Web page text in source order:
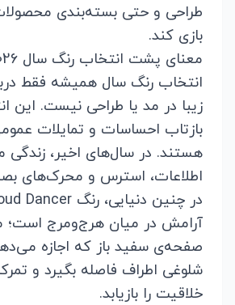
طراحی و حتی بسته‌بندی
بازی کند.
معنای پشت انتخاب رنگ سال 2026
انتخاب رنگ سال همیشه فقط
زیبا در مد یا طراحی نیست. این
بازتاب احساسات و تمایلات
هستند. در سال‌های اخیر، زندگی
اطلاعات، استرس و محرک‌های
آرامش در میان هرج‌ومرج است؛
صفحه‌ی سفید باز که اجازه
شلوغی اطراف فاصله بگیرد و
خلاقیت را بازیابد.